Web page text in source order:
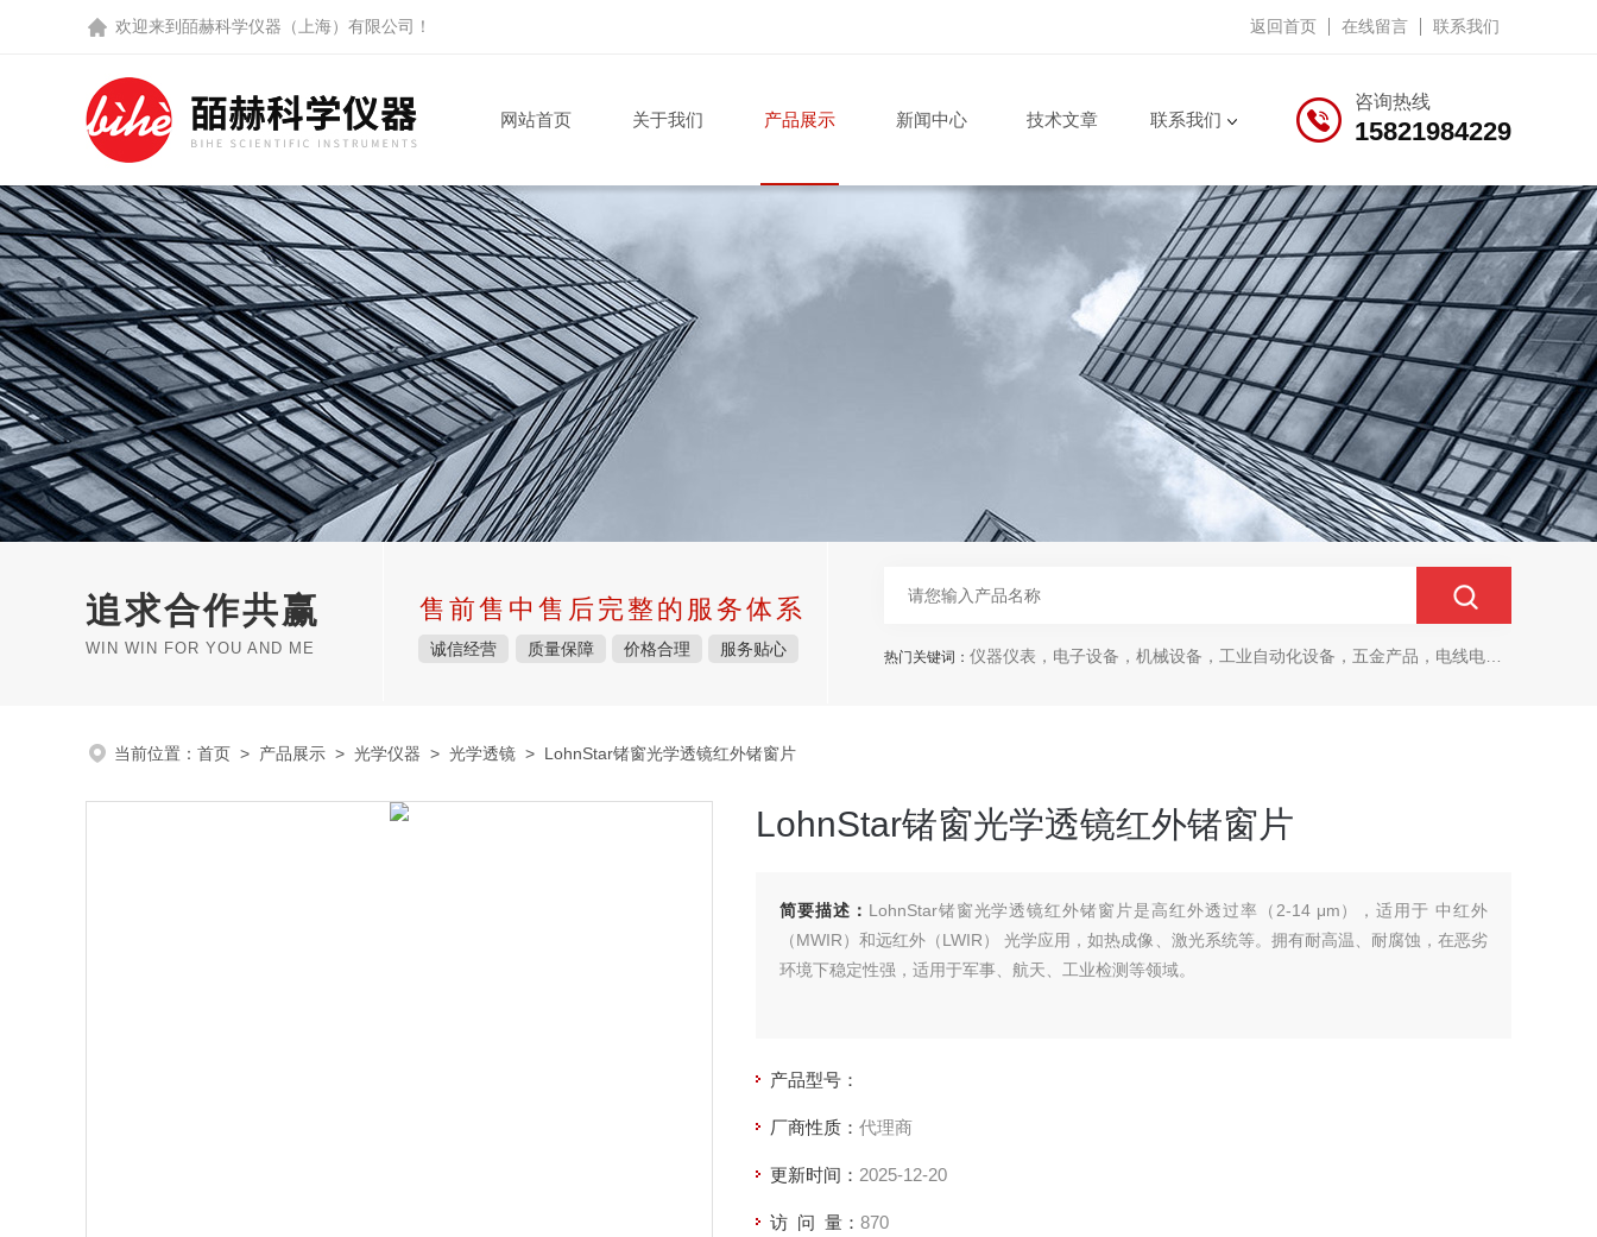
欢迎来到 皕赫科学仪器（上海）有限公司 ！ 返回首页 在线留言 联系我们
咨询热线
15821984229
网站首页 关于我们 产品展示 新闻中心 技术文章 联系我们
追求合作共赢
WIN WIN FOR YOU AND ME
售前售中售后完整的服务体系
诚信经营 质量保障 价格合理 服务贴心 热门关键词： 仪器仪表，电子设备，机械设备，工业自动化设备，五金产品，电线电缆，金属材料，电子
当前位置： 首页 > 产品展示 > 光学仪器 > 光学透镜 > LohnStar锗窗光学透镜红外锗窗片
LohnStar锗窗光学透镜红外锗窗片
简要描述： LohnStar锗窗光学透镜红外锗窗片是高红外透过率（2-14 μm），适用于 中红外
（MWIR）和远红外（LWIR） 光学应用，如热成像、激光系统等。拥有耐高温、耐腐蚀，在恶劣
环境下稳定性强，适用于军事、航天、工业检测等领域。
产品型号：
厂商性质： 代理商
更新时间： 2025-12-20
访 问 量： 870